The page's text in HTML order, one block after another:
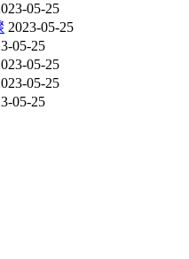
05-25
2023-05-25
05-25
05-25
05-25
05-25